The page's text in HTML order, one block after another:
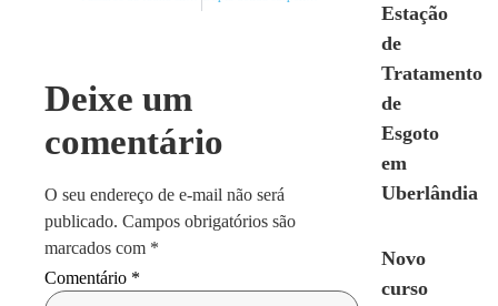
Deixe um
comentário
O seu endereço de e-mail não será
publicado. Campos obrigatórios são
marcados com *
Comentário *
Estação
de
Tratamento
de
Esgoto
em
Uberlândia
Novo
curso